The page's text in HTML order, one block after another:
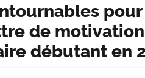
pour
de motivation
débutant en